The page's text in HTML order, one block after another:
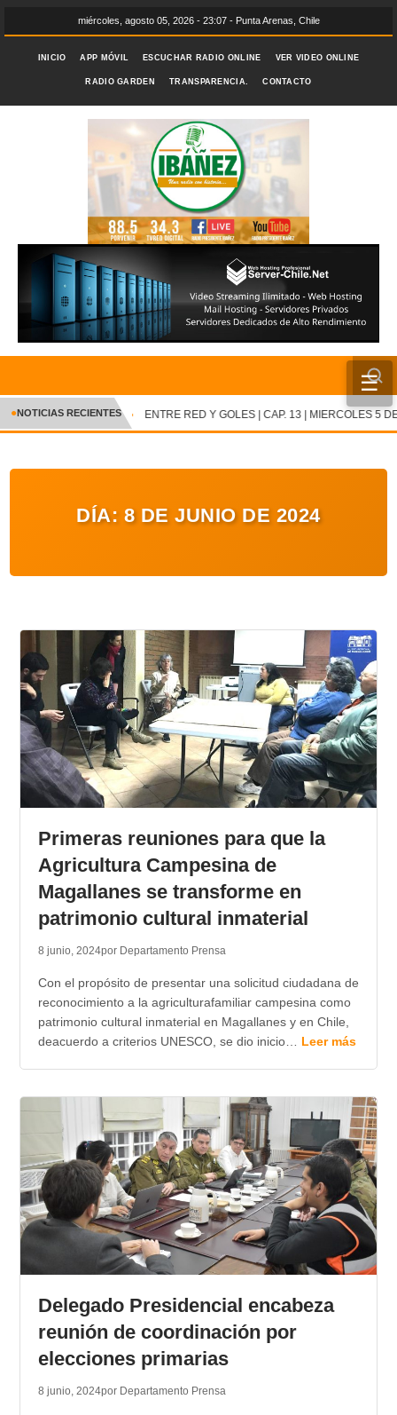
miércoles, agosto 05, 2026 - 23:07 - Punta Arenas, Chile
INICIO APP MÓVIL ESCUCHAR RADIO ONLINE VER VIDEO ONLINE
RADIO GARDEN TRANSPARENCIA. CONTACTO
☰
INICIO
CRÓNICA
ENTRETENIMIENTO Y CULTURA
AUDIOS
VIDEOS
GALERIA DE FOTOS
APP MÓVIL
●NOTICIAS RECIENTES ENTRE RED Y GOLES | CAP. 13 | MIERCOLES 5
DÍA: 8 DE JUNIO DE 2024
Primeras reuniones para que la
Agricultura Campesina de
Magallanes se transforme en
patrimonio cultural inmaterial
8 junio, 2024por Departamento Prensa
Con el propósito de presentar una solicitud ciudadana de
reconocimiento a la agriculturafamiliar campesina como
patrimonio cultural inmaterial en Magallanes y en Chile,
deacuerdo a criterios UNESCO, se dio inicio… Leer más
Delegado Presidencial encabeza
reunión de coordinación por
elecciones primarias
8 junio, 2024por Departamento Prensa